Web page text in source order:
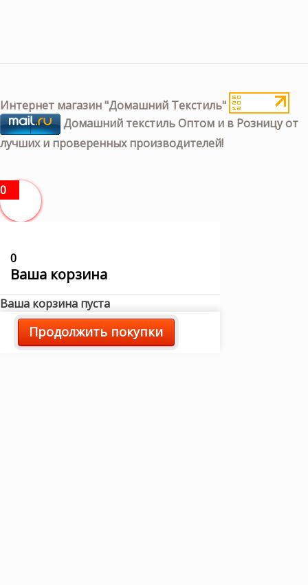
Интернет магазин "Домашний Текстиль"
Домашний текстиль Оптом и в Розницу от
лучших и проверенных производителей!
0
0
Ваша корзина
Ваша корзина пуста
Продолжить покупки